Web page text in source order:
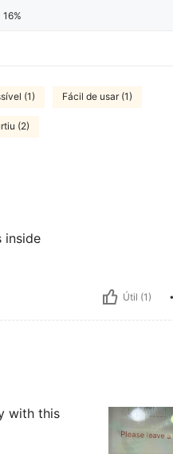
16%
(1) Fácil de usar (1)
(2)
inside
Útil (1)
with this